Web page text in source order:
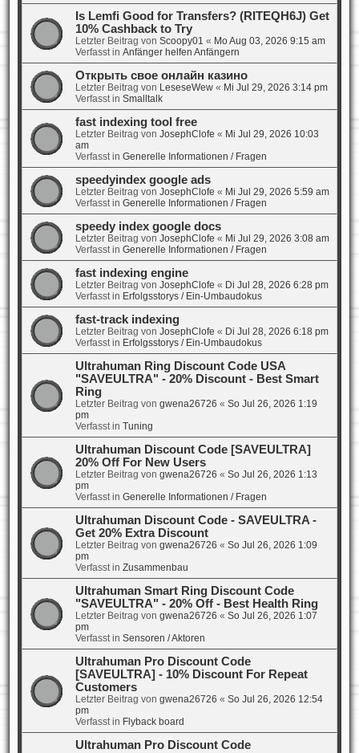
Is Lemfi Good for Transfers? (RITEQH6J) Get
10% Cashback to Try
Letzter Beitrag von Scoopy01 « Mo Aug 03, 2026 9:15 am
Verfasst in Anfänger helfen Anfängern
Открыть свое онлайн казино
Letzter Beitrag von LeseseWew« Mi Jul 29, 2026 3:14 pm
Verfasst in Smalltalk
fast indexing tool free
Letzter Beitrag von JosephClofe « Mi Jul 29, 2026 10:03
am
Verfasst in Generelle Informationen / Fragen
speedyindex google ads
Letzter Beitrag von JosephClofe « Mi Jul 29, 2026 5:59 am
Verfasst in Generelle Informationen / Fragen
speedy index google docs
Letzter Beitrag von JosephClofe « Mi Jul 29, 2026 3:08 am
Verfasst in Generelle Informationen / Fragen
fast indexing engine
Letzter Beitrag von JosephClofe « Di Jul 28, 2026 6:28 pm
Verfasst in Erfolgsstorys / Ein-Umbaudokus
fast-track indexing
Letzter Beitrag von JosephClofe « Di Jul 28, 2026 6:18 pm
Verfasst in Erfolgsstorys / Ein-Umbaudokus
Ultrahuman Ring Discount Code USA
"SAVEULTRA" - 20% Discount - Best Smart
Ring
Letzter Beitrag von gwena26726 « So Jul 26, 2026 1:19
pm
Verfasst in Tuning
Ultrahuman Discount Code [SAVEULTRA]
20% Off For New Users
Letzter Beitrag von gwena26726 « So Jul 26, 2026 1:13
pm
Verfasst in Generelle Informationen / Fragen
Ultrahuman Discount Code - SAVEULTRA -
Get 20% Extra Discount
Letzter Beitrag von gwena26726 « So Jul 26, 2026 1:09
pm
Verfasst in Zusammenbau
Ultrahuman Smart Ring Discount Code
"SAVEULTRA" - 20% Off - Best Health Ring
Letzter Beitrag von gwena26726 « So Jul 26, 2026 1:07
pm
Verfasst in Sensoren / Aktoren
Ultrahuman Pro Discount Code
[SAVEULTRA] - 10% Discount For Repeat
Customers
Letzter Beitrag von gwena26726 « So Jul 26, 2026 12:54
pm
Verfasst in Flyback board
Ultrahuman Pro Discount Code